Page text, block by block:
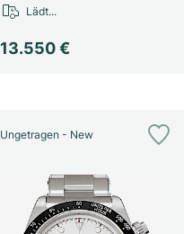
13.550 €
Lädt...
Ungetragen - New